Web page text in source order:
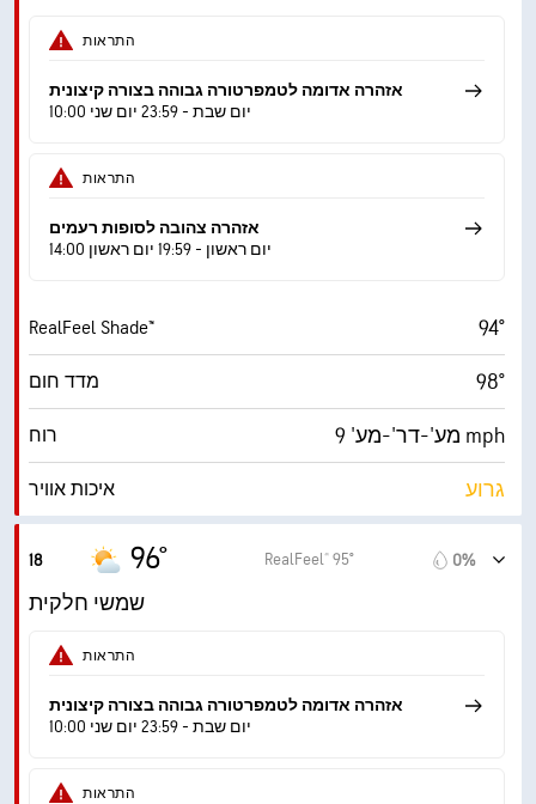
לחות
נקודת טל 61° F
ראות
התראות
אזהרה אדומה לטמפרטורה גבוהה בצורה קיצונית
10:00 יום שבת - 23:59 יום שני
התראות
אזהרה צהובה לסופות רעמים
14:00 יום ראשון - 19:59 יום ראשון
RealFeel Shade™ 94°
מדד חום 98°
רוח מע'-דר'-מע' 9 mph
איכות אוויר גרוע
מדד UV מרבי
משב רוח
לחות
נקודת טל 61° F
18 96° RealFeel® 95° 0%
שמשי חלקית
התראות
אזהרה אדומה לטמפרטורה גבוהה בצורה קיצונית
10:00 יום שבת - 23:59 יום שני
התראות